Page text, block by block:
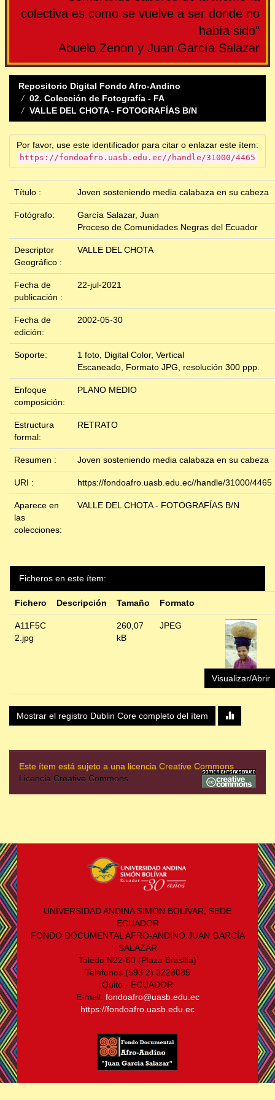
colectiva es como se vuelve a ser donde no
había sido"
Abuelo Zenón y Juan García Salazar
Repositorio Digital Fondo Afro-Andino
02. Colección de Fotografía - FA
VALLE DEL CHOTA - FOTOGRAFÍAS B/N
Por favor, use este identificador para citar o enlazar este ítem:
https://fondoafro.uasb.edu.ec//handle/31000/4465
Título : Joven sosteniendo media calabaza en su cabeza
Fotógrafo:
García Salazar, Juan
Proceso de Comunidades Negras del Ecuador
Descriptor
Geográfico :
VALLE DEL CHOTA
Fecha de
publicación :
22-jul-2021
Fecha de
edición:
2002-05-30
Soporte:
1 foto, Digital Color, Vertical
Escaneado, Formato JPG, resolución 300 ppp.
Enfoque
composición:
PLANO MEDIO
Estructura
formal:
RETRATO
Resumen : Joven sosteniendo media calabaza en su cabeza
URI : https://fondoafro.uasb.edu.ec//handle/31000/4465
Aparece en
las
colecciones:
VALLE DEL CHOTA - FOTOGRAFÍAS B/N
Ficheros en este ítem:
Fichero Descripción Tamaño Formato
A11F5C
2.jpg
260,07
kB
JPEG
Visualizar/Abrir
Mostrar el registro Dublin Core completo del ítem
Este ítem está sujeto a una licencia Creative Commons
Licencia Creative Commons
UNIVERSIDAD ANDINA SIMÓN BOLÍVAR, SEDE
ECUADOR
FONDO DOCUMENTAL AFRO-ANDINO JUAN GARCÍA
SALAZAR
Toledo N22-80 (Plaza Brasilia)
Teléfonos (593 2) 3228085
Quito - ECUADOR
E-mail: fondoafro@uasb.edu.ec
https://fondoafro.uasb.edu.ec